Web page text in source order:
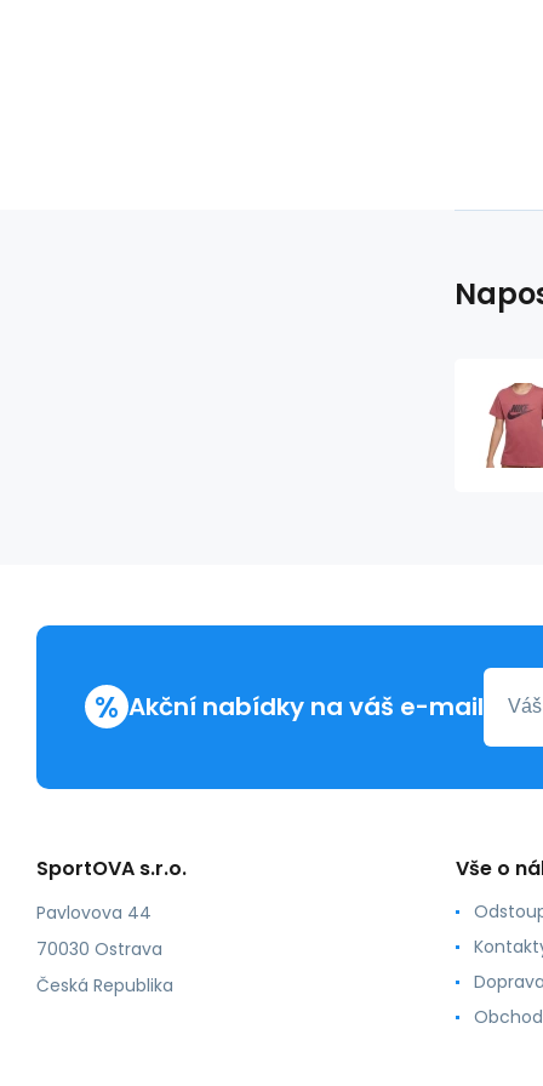
% Akční nabídky na váš e-mail
SportOVA s.r.o.
Pavlovova 44
70030 Ostrava
Česká Republika
Vše o